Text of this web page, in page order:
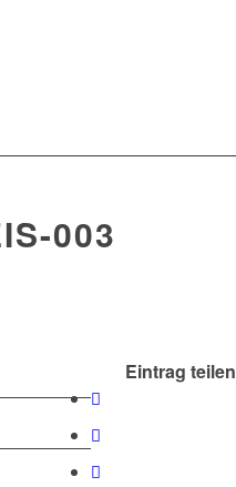
003
Eintrag teilen